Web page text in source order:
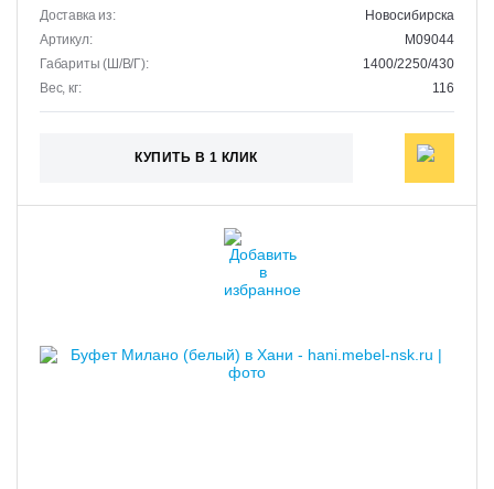
Доставка из:
Новосибирска
Артикул:
M09044
Габариты (Ш/В/Г):
1400/2250/430
Вес, кг:
116
КУПИТЬ В 1 КЛИК